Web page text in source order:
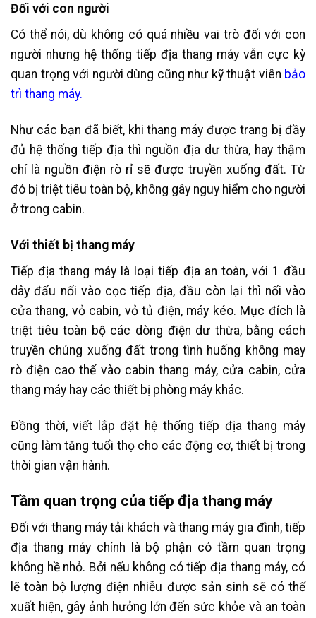
Đối với con người
Có thể nói, dù không có quá nhiều vai trò đối với con
người nhưng hệ thống tiếp địa thang máy vẫn cực kỳ
quan trọng với người dùng cũng như kỹ thuật viên bảo
trì thang máy.
Như các bạn đã biết, khi thang máy được trang bị đầy
đủ hệ thống tiếp địa thì nguồn địa dư thừa, hay thậm
chí là nguồn điện rò rỉ sẽ được truyền xuống đất. Từ
đó bị triệt tiêu toàn bộ, không gây nguy hiểm cho người
ở trong cabin.
Với thiết bị thang máy
Tiếp địa thang máy là loại tiếp địa an toàn, với 1 đầu
dây đấu nối vào cọc tiếp địa, đầu còn lại thì nối vào
cửa thang, vỏ cabin, vỏ tủ điện, máy kéo. Mục đích là
triệt tiêu toàn bộ các dòng điện dư thừa, bằng cách
truyền chúng xuống đất trong tình huống không may
rò điện cao thế vào cabin thang máy, cửa cabin, cửa
thang máy hay các thiết bị phòng máy khác.
Đồng thời, viết lắp đặt hệ thống tiếp địa thang máy
cũng làm tăng tuổi thọ cho các động cơ, thiết bị trong
thời gian vận hành.
Tầm quan trọng của tiếp địa thang máy
Đối với thang máy tải khách và thang máy gia đình, tiếp
địa thang máy chính là bộ phận có tầm quan trọng
không hề nhỏ. Bởi nếu không có tiếp địa thang máy, có
lẽ toàn bộ lượng điện nhiễu được sản sinh sẽ có thể
xuất hiện, gây ảnh hưởng lớn đến sức khỏe và an toàn